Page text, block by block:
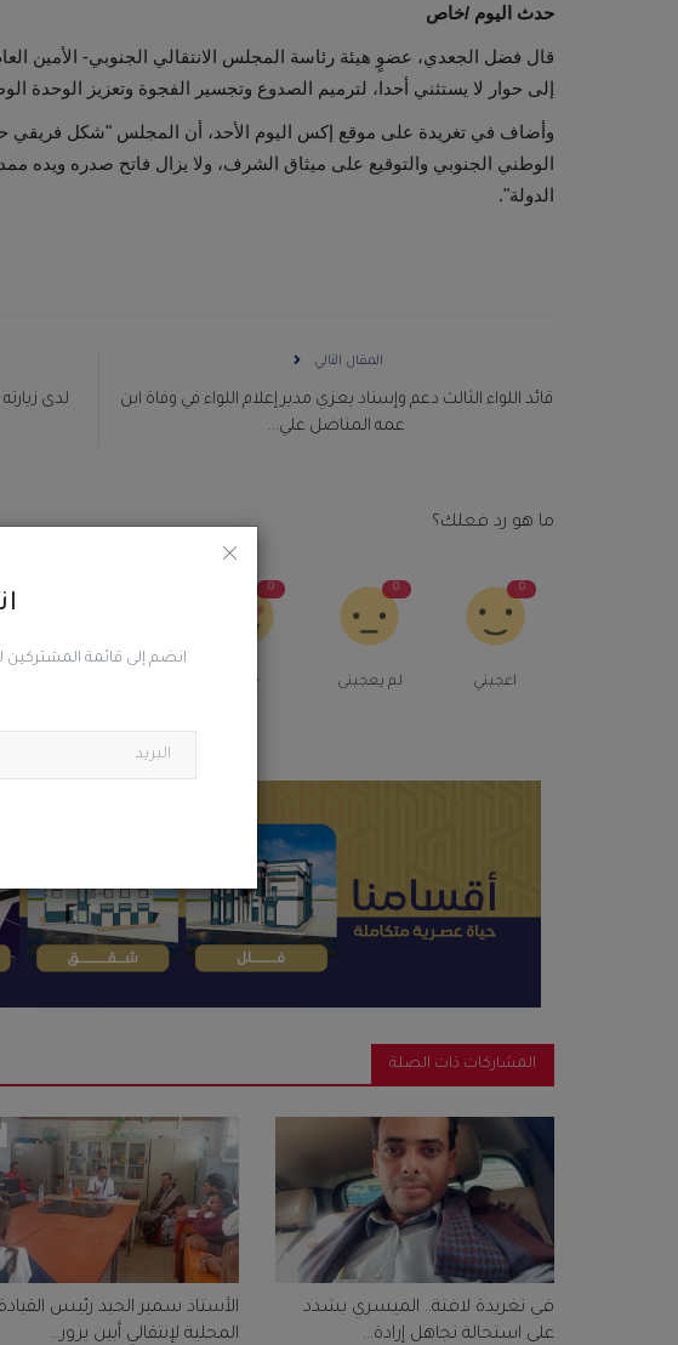
انضم إلى قائمة المشتركين
حدث اليوم /خاص
قال فضل الجعدي، عضوٍ هيئة رئاسة المجلس الانتقالي الجنوبي- الأمين
إلى حوار لا يستثني أحدا، لترميم الصدوع وتجسير الفجوة وتعزيز الوحدة
وأضاف في تغريدة على موقع إكس اليوم الأحد، أن المجلس "شكل فريقي
الوطني الجنوبي والتوقيع على ميثاق الشرف، ولا يزال فاتح صدره
الدولة".
لدى
المقال التالي
قائد اللواء الثالث دعم وإسناد يعزي مدير إعلام اللواء في وفاة ابن
عمه المناضل علي...
ما هو رد فعلك؟
0
اعجبني
0
لم يعجبنى
0
Love
المشاركات ذات الصلة
في تغريدة لافتة.. الميسري يشدد
على استحالة تجاهل إرادة...
الأستاذ سمير الحيد رئيس القيادة
المحلية لإنتقالي أبين يزور...